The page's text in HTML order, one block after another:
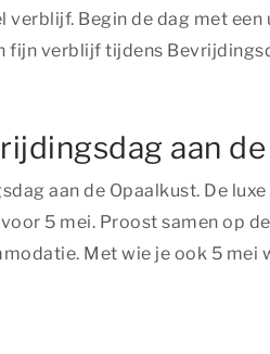
Begin de dag met
fijn verblijf tijdens
aan
aan de Opaalkust. De
5 mei. Proost samen op
Met wie je ook 5 mei